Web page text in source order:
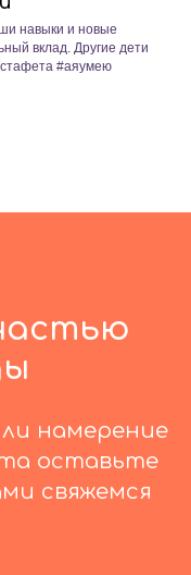
навыки и новые
вклад. Другие дети
#аяумею
намерение
оставьте
свяжемся